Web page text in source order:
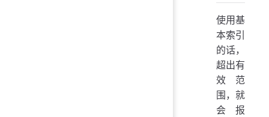
使用基
本索引
的话，
超出有
效范
围，就
会报